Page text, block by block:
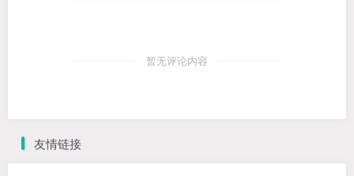
暂无评论内容
友情链接